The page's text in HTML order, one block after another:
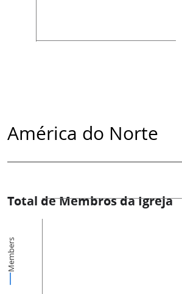
América do Norte
Total de Membros da Igreja
Members